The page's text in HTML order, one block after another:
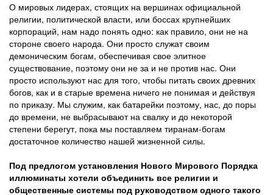
О мировых лидерах, стоящих на вершинах официальной
религии, политической власти, или боссах крупнейших
корпораций, нам надо понять одно: как правило, они не на
стороне своего народа. Они просто служат своим
демоническим богам, обеспечивая свое элитное
существование, поэтому они не за и не против нас. Они
просто используют нас для того, чтобы питать своих древних
богов, как и в старые времена ничего не понимая и действуя
по приказу. Мы служим, как батарейки поэтому, нас, до поры
до времени, не выбрасывают на свалку и до некоторой
степени берегут, пока мы поставляем тиранам-богам
достаточное количество нашей жизненной силы.
Под предлогом установления Нового Мирового Порядка
иллюминаты хотели объединить все религии и
общественные системы под руководством одного такого